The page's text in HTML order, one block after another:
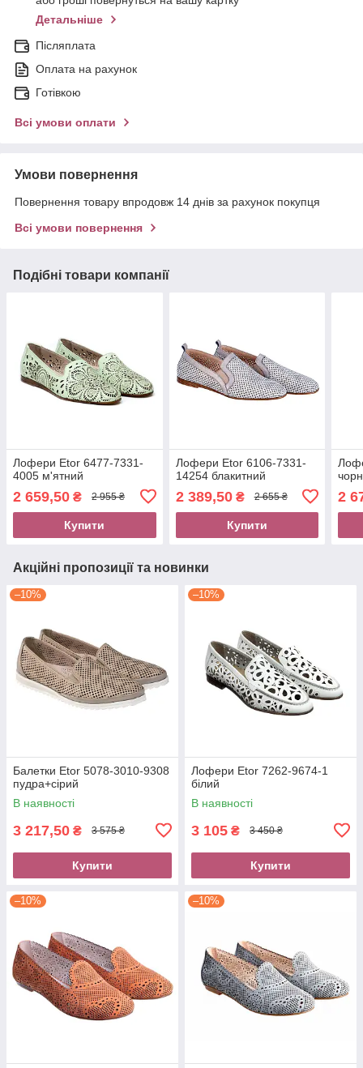
Детальніше
Післяплата
Оплата на рахунок
Готівкою
Всі умови оплати
Умови повернення
Повернення товару впродовж 14 днів за рахунок покупця
Всі умови повернення
Подібні товари компанії
Лофери Etor 6477-7331-
4005 м'ятний
2 659,50 ₴ 2 955 ₴
Купити
Лофери Etor 6106-7331-
14254 блакитний
2 389,50₴ 2 655 ₴
Купити
2
Акційні пропозиції та новинки
–10%
Балетки Etor 5078-3010-9308
пудра+сірий
В наявності
3 217,50 ₴ 3 575 ₴
Купити
–10%
Лофери Etor 7262-9674-1
білий
В наявності
3 105 ₴ 3 450 ₴
Купити
–10% –10%